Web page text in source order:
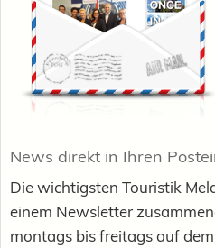
News direkt in Ihren
Die wichtigsten Touristik
einem Newsletter
montags bis freitags auf